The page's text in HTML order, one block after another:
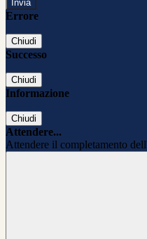
Errore
Chiudi
Successo
Chiudi
Informazione
Chiudi
Attendere...
Attendere il completamento